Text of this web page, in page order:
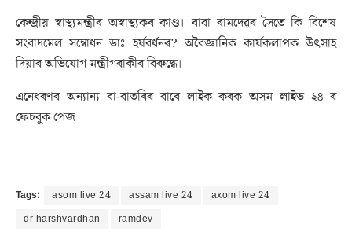
কেন্দ্ৰীয় স্বাস্থ্যমন্ত্ৰীৰ অস্বাস্থ্যকৰ কাণ্ড। বাবা ৰামদেৱৰ সৈতে কি বিশেষ
সংবাদমেল সম্বোধন ডাঃ হৰ্ষবৰ্ধনৰ? অবৈজ্ঞানিক কাৰ্যকলাপক উৎসাহ
দিয়াৰ অভিযোগ মন্ত্ৰীগৰাকীৰ বিৰুদ্ধে।
এনেধৰণৰ অন্যান্য বা-বাতৰিৰ বাবে লাইক কৰক অসম লাইভ ২৪ ৰ
ফেচবুক পেজ
Tags: asom live 24 assam live 24
axom live 24
dr harshvardhan
ramdev